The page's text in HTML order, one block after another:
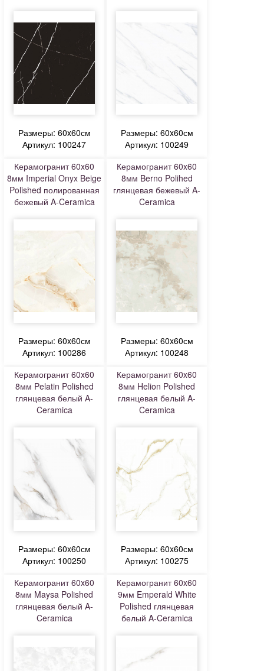
Размеры: 60x60см
Артикул: 100247
Размеры: 60x60см
Артикул: 100249
Керамогранит 60x60
8мм Imperial Onyx Beige
Polished полированная
бежевый A-Ceramica
Размеры: 60x60см
Артикул: 100286
Керамогранит 60x60
8мм Berno Polihed
глянцевая бежевый A-
Ceramica
Размеры: 60x60см
Артикул: 100248
Керамогранит 60x60
8мм Pelatin Polished
глянцевая белый A-
Ceramica
Размеры: 60x60см
Артикул: 100250
Керамогранит 60x60
8мм Helion Polished
глянцевая белый A-
Ceramica
Размеры: 60x60см
Артикул: 100275
Керамогранит 60x60
8мм Maysa Polished
глянцевая белый A-
Ceramica
Керамогранит 60x60
9мм Emperald White
Polished глянцевая
белый A-Ceramica